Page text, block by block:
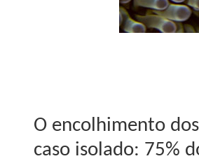
O encolhimento
caso isolado: 75%